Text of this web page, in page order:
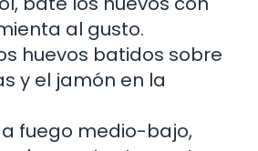
al gusto.
huevos batidos sobre
y el jamón en la
fuego medio-bajo,